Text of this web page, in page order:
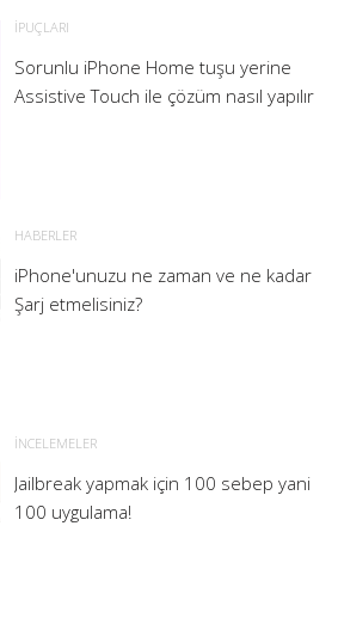
İPUÇLARI
Sorunlu iPhone Home tuşu yerine
Assistive Touch ile çözüm nasıl yapılır
HABERLER
iPhone'unuzu ne zaman ve ne kadar
Şarj etmelisiniz?
İNCELEMELER
Jailbreak yapmak için 100 sebep yani
100 uygulama!